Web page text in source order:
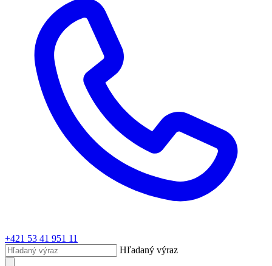
+421 53 41 951 11
Hľadaný výraz